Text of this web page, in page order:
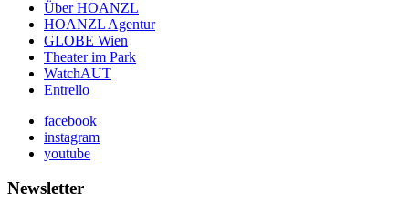
Über HOANZL
HOANZL Agentur
GLOBE Wien
Theater im Park
WatchAUT
Entrello
facebook
instagram
youtube
Newsletter